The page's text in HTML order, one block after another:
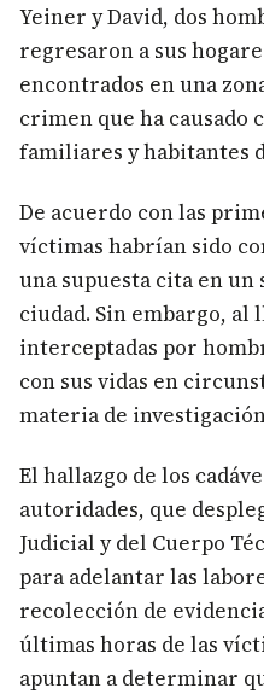
Yeiner y David, dos
regresaron a sus
encontrados en una
crimen que ha causado
familiares y habitantes
De acuerdo con las
víctimas habrían sido
una supuesta cita en un
ciudad. Sin embargo,
interceptadas por
con sus vidas en
materia de
El hallazgo de los
autoridades, que
Judicial y del Cuerpo
para adelantar las
recolección de
últimas horas de las
apuntan a determinar